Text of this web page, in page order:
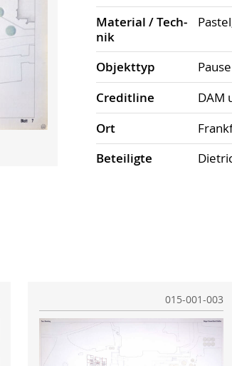
Material / Tech­
nik
Objekt­typ
Pause
Credit­line
DAM
Ort
Beteiligte
015-001-003